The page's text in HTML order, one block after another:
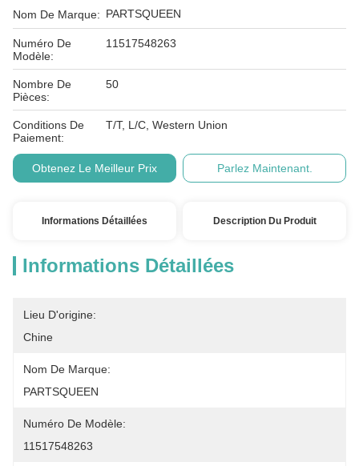
Nom De Marque: PARTSQUEEN
Numéro De
Modèle:
11517548263
Nombre De
Pièces:
50
Conditions De
Paiement:
T/T, L/C, Western Union
Obtenez Le Meilleur Prix Parlez Maintenant.
Informations Détaillées Description Du Produit
Informations Détaillées
Lieu D'origine:
Chine
Nom De Marque:
PARTSQUEEN
Numéro De Modèle:
11517548263